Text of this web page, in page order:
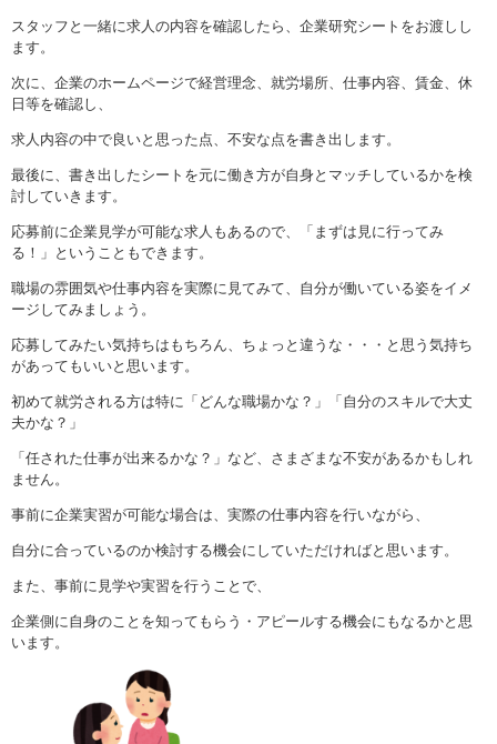
スタッフと一緒に求人の内容を確認したら、企業研究シートをお渡しし
ます。
次に、企業のホームページで経営理念、就労場所、仕事内容、賃金、休
日等を確認し、
求人内容の中で良いと思った点、不安な点を書き出します。
最後に、書き出したシートを元に働き方が自身とマッチしているかを検
討していきます。
応募前に企業見学が可能な求人もあるので、「まずは見に行ってみ
る！」ということもできます。
職場の雰囲気や仕事内容を実際に見てみて、自分が働いている姿をイメ
ージしてみましょう。
応募してみたい気持ちはもちろん、ちょっと違うな・・・と思う気持ち
があってもいいと思います。
初めて就労される方は特に「どんな職場かな？」「自分のスキルで大丈
夫かな？」
「任された仕事が出来るかな？」など、さまざまな不安があるかもしれ
ません。
事前に企業実習が可能な場合は、実際の仕事内容を行いながら、
自分に合っているのか検討する機会にしていただければと思います。
また、事前に見学や実習を行うことで、
企業側に自身のことを知ってもらう・アピールする機会にもなるかと思
います。